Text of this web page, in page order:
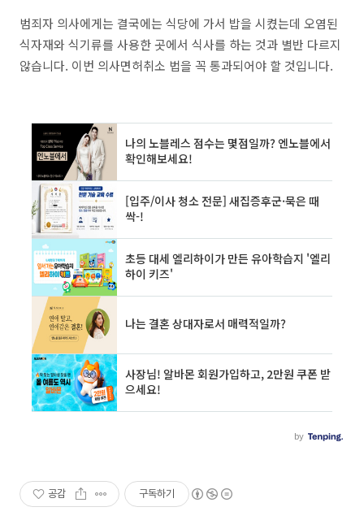
범죄자 의사에게는 결국에는 식당에 가서 밥을 시켰는데 오염된
식자재와 식기류를 사용한 곳에서 식사를 하는 것과 별반 다르지
않습니다. 이번 의사면허취소 법을 꼭 통과되어야 할 것입니다.
공감 구독하기